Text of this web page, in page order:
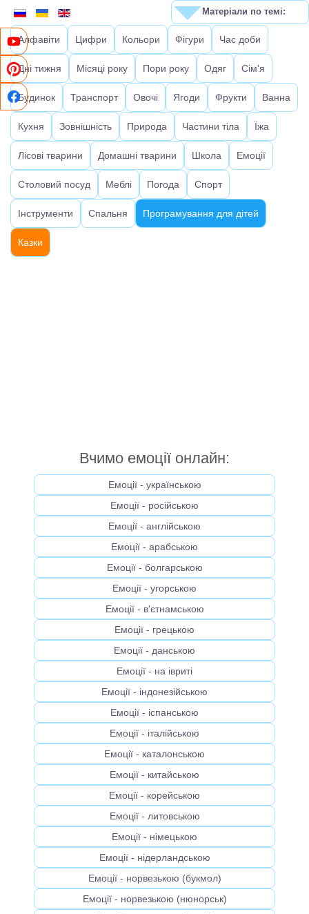
Алфавіти Цифри Кольори Фігури Час доби
Дні тижня Місяці року Пори року Одяг Сім'я
Будинок Транспорт Овочі Ягоди Фрукти Ванна
Кухня Зовнішність Природа Частини тіла Їжа
Лісові тварини Домашні тварини Школа Емоції
Столовий посуд Меблі Погода Спорт
Інструменти Спальня Програмування для дітей
Казки
Вчимо емоції онлайн:
Емоції - українською
Емоції - російською
Емоції - англійською
Емоції - арабською
Емоції - болгарською
Емоції - угорською
Емоції - в'єтнамською
Емоції - грецькою
Емоції - данською
Емоції - на івриті
Емоції - індонезійською
Емоції - іспанською
Емоції - італійською
Емоції - каталонською
Емоції - китайською
Емоції - корейською
Емоції - литовською
Емоції - німецькою
Емоції - нідерландською
Емоції - норвезькою (букмол)
Емоції - норвезькою (нюнорськ)
Матеріали по темі: